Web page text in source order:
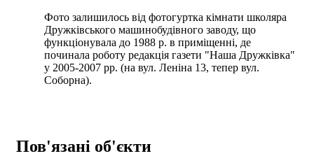
Фото залишилось від фотогуртка кімнати школяра
Дружківського машинобудівного заводу, що
функціонувала до 1988 р. в приміщенні, де
починала роботу редакція газети "Наша Дружківка"
у 2005-2007 рр. (на вул. Леніна 13, тепер вул.
Соборна).
Пов'язані об'єкти